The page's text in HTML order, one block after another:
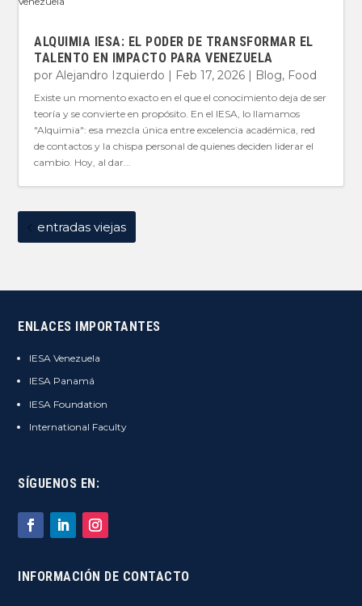
ALQUIMIA IESA: EL PODER DE TRANSFORMAR EL
TALENTO EN IMPACTO PARA VENEZUELA
porAlejandro Izquierdo Feb 17, 2026 Blog, Food
Existe un momento exacto en el que el conocimiento deja de ser
teoría y se convierte en propósito. En el IESA, lo llamamos
"Alquimia": esa mezcla única entre excelencia académica, red
de contactos y la chispa personal de quienes deciden liderar el
cambio. Hoy, al dar...
entradas viejas
ENLACES IMPORTANTES
IESA Venezuela
IESA Panamá
IESA Foundation
International Faculty
SÍGUENOS EN:
INFORMACIÓN DE CONTACTO